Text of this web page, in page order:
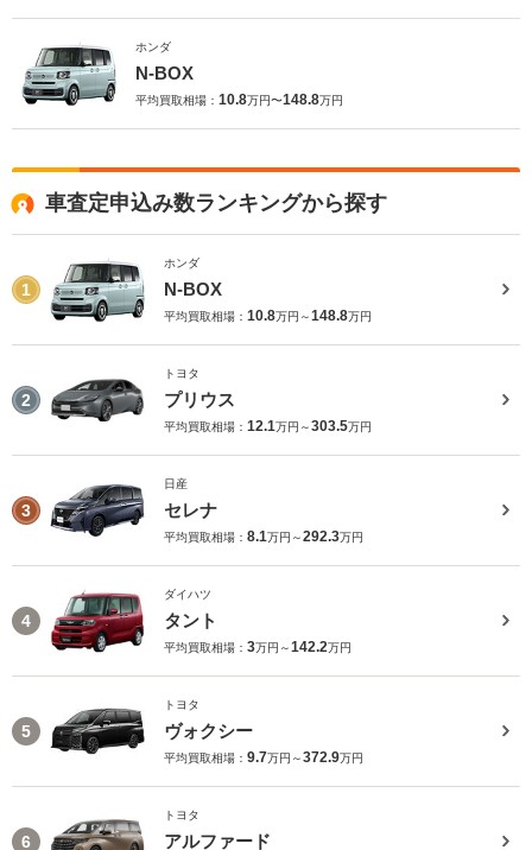
ホンダ
N-BOX
平均買取相場： 10.8万円〜148.8万円
車査定申込み数ランキングから探す
1
ホンダ
N-BOX
平均買取相場： 10.8万円～148.8万円
2
トヨタ
プリウス
平均買取相場： 12.1万円～303.5万円
3
日産
セレナ
平均買取相場： 8.1万円～292.3万円
4
ダイハツ
タント
平均買取相場： 3万円～142.2万円
5
トヨタ
ヴォクシー
平均買取相場： 9.7万円～372.9万円
6
トヨタ
アルファード